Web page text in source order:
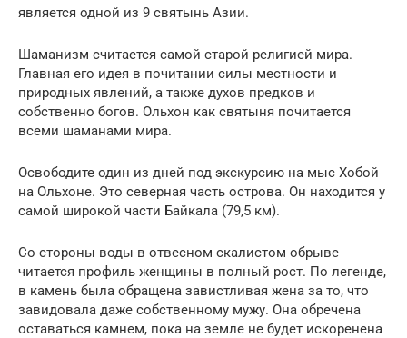
является одной из 9 святынь Азии.
Шаманизм считается самой старой религией мира.
Главная его идея в почитании силы местности и
природных явлений, а также духов предков и
собственно богов. Ольхон как святыня почитается
всеми шаманами мира.
Освободите один из дней под экскурсию на мыс Хобой
на Ольхоне. Это северная часть острова. Он находится у
самой широкой части Байкала (79,5 км).
Со стороны воды в отвесном скалистом обрыве
читается профиль женщины в полный рост. По легенде,
в камень была обращена завистливая жена за то, что
завидовала даже собственному мужу. Она обречена
оставаться камнем, пока на земле не будет искоренена